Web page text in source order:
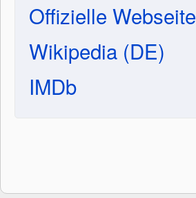
Offizielle Webseite
Wikipedia (DE)
IMDb